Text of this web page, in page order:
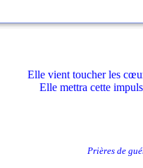
Elle vient toucher les
Elle mettra cette
Prières de